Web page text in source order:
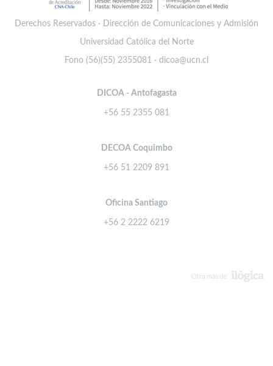
Derechos Reservados · Dirección de Comunicaciones y Admisión
Universidad Católica del Norte
Fono (56)(55) 2355081 · dicoa@ucn.cl
DICOA - Antofagasta
+56 55 2355 081
DECOA Coquimbo
+56 51 2209 891
Oficina Santiago
+56 2 2222 6219